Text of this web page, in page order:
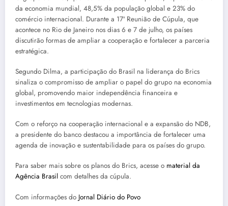
da economia mundial, 48,5% da população global e 23% do
comércio internacional. Durante a 17ª Reunião de Cúpula, que
acontece no Rio de Janeiro nos dias 6 e 7 de julho, os países
discutirão formas de ampliar a cooperação e fortalecer a parceria
estratégica.
Segundo Dilma, a participação do Brasil na liderança do Brics
sinaliza o compromisso de ampliar o papel do grupo na economia
global, promovendo maior independência financeira e
investimentos em tecnologias modernas.
Com o reforço na cooperação internacional e a expansão do NDB,
a presidente do banco destacou a importância de fortalecer uma
agenda de inovação e sustentabilidade para os países do grupo.
Para saber mais sobre os planos do Brics, acesse o material da
Agência Brasil com detalhes da cúpula.
Com informações do Jornal Diário do Povo